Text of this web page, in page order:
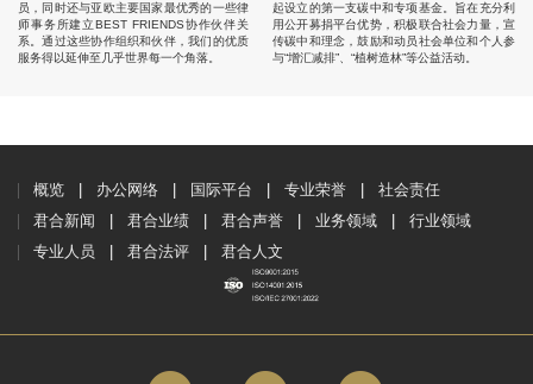
员，同时还与亚欧主要国家最优秀的一些律
师事务所建立BEST FRIENDS协作伙伴关
系。通过这些协作组织和伙伴，我们的优质
服务得以延伸至几乎世界每一个角落。
起设立的第一支碳中和专项基金。旨在充分利
用公开募捐平台优势，积极联合社会力量，宣
传碳中和理念，鼓励和动员社会单位和个人参
与“增汇减排”、“植树造林”等公益活动。
概览 办公网络 国际平台 专业荣誉
社会责任
君合新闻
君合业绩 君合声誉 业务领域
行业领域
专业人员
君合法评 君合人文